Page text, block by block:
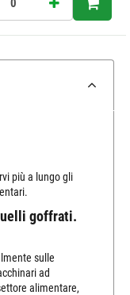
più a lungo gli
goffrati.
sulle
ad
alimentare,